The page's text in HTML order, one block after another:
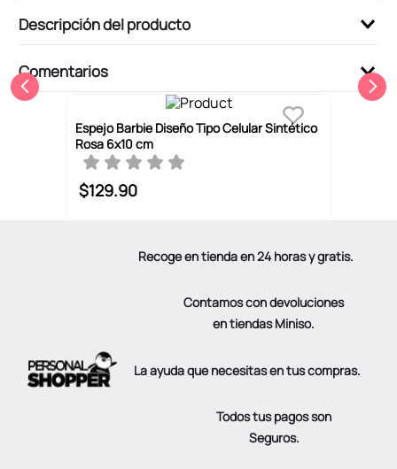
Descripción del producto
Comentarios
Espejo Barbie Diseño Tipo Celular Sintético
Rosa 6x10 cm
$129.90
Recoge en tienda en 24 horas y gratis.
Contamos con devoluciones
en tiendas Miniso.
La ayuda que necesitas en tus compras.
Todos tus pagos son
Seguros.